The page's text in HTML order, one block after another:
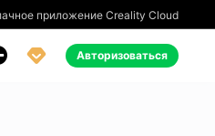
приложение Creality Cloud
 Авторизоваться